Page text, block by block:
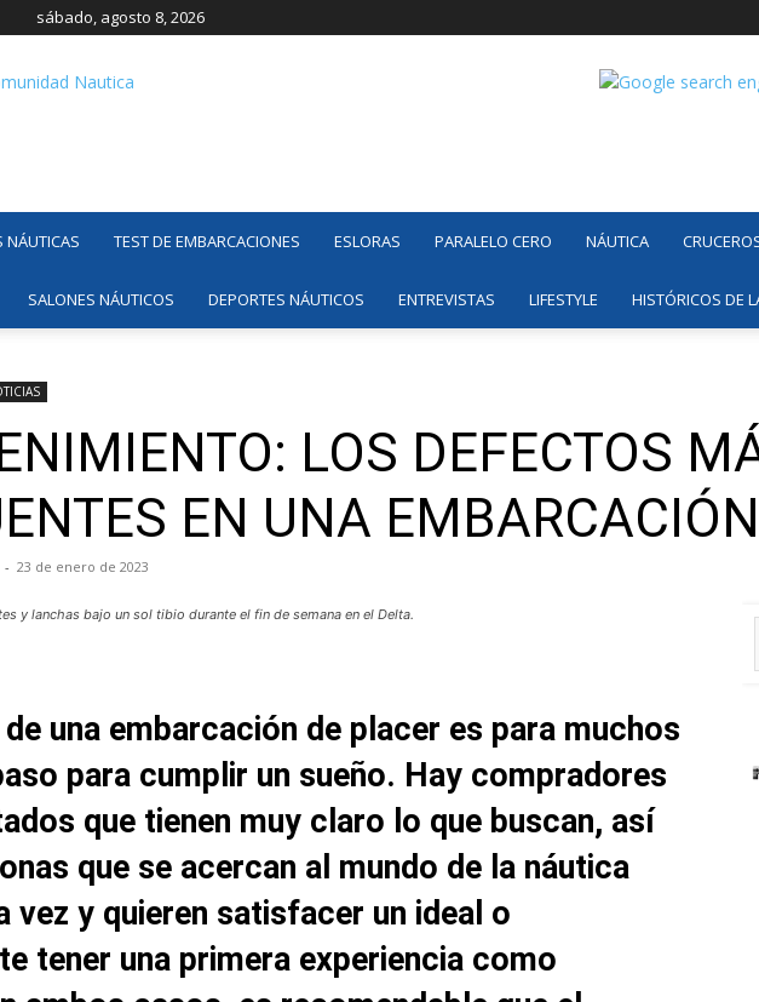
sábado, agosto 8, 2026
Comunidad
NÁUTICAS TEST DE EMBARCACIONES ESLORAS PARALELO CERO NÁUTICA
SALONES NÁUTICOS DEPORTES NÁUTICOS ENTREVISTAS LIFESTYLE HISTÓRICOS DE
LOS DEFECTOS
EN UNA
- 23 de enero de 2023
y lanchas bajo un sol tibio durante el fin de semana en el Delta.
una embarcación de placer es para muchos
para cumplir un sueño. Hay compradores
que tienen muy claro lo que buscan, así
que se acercan al mundo de la náutica
vez y quieren satisfacer un ideal o
tener una primera experiencia como